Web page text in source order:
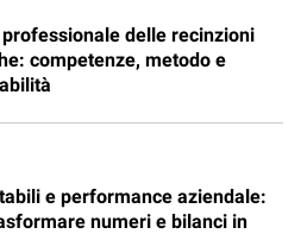
professionale delle recinzioni
competenze, metodo e
e performance aziendale:
numeri e bilanci in